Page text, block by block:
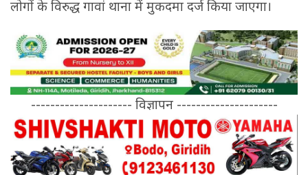
लोगों के विरुद्ध गावां थाना में मुकदमा दर्ज किया जाएगा।
--------------------- विज्ञापन ---------------------